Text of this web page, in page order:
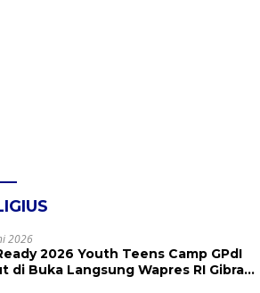
2026
2026 Youth Teens Camp GPdI
di Buka Langsung Wapres RI Gibran